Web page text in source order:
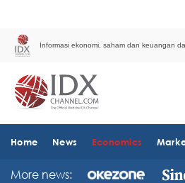
Informasi ekonomi, saham dan keuangan
Home News Economics
More news: